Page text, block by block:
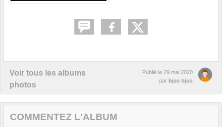
Voir tous les albums
photos
Publié le 29 mai 2020
par bjso bjso
COMMENTEZ L'ALBUM